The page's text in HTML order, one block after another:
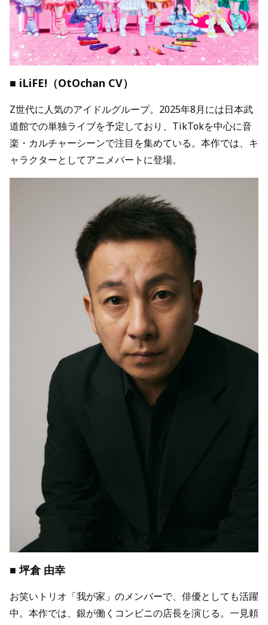
■ iLiFE!（OtOchan CV）
Z世代に人気のアイドルグループ。2025年8月には日本武
道館での単独ライブを予定しており、TikTokを中心に音
楽・カルチャーシーンで注目を集めている。本作では、キ
ャラクターとしてアニメパートに登場。
■ 坪倉 由幸
お笑いトリオ「我が家」のメンバーで、俳優としても活躍
中。本作では、銀が働くコンビニの店長を演じる。一見頼